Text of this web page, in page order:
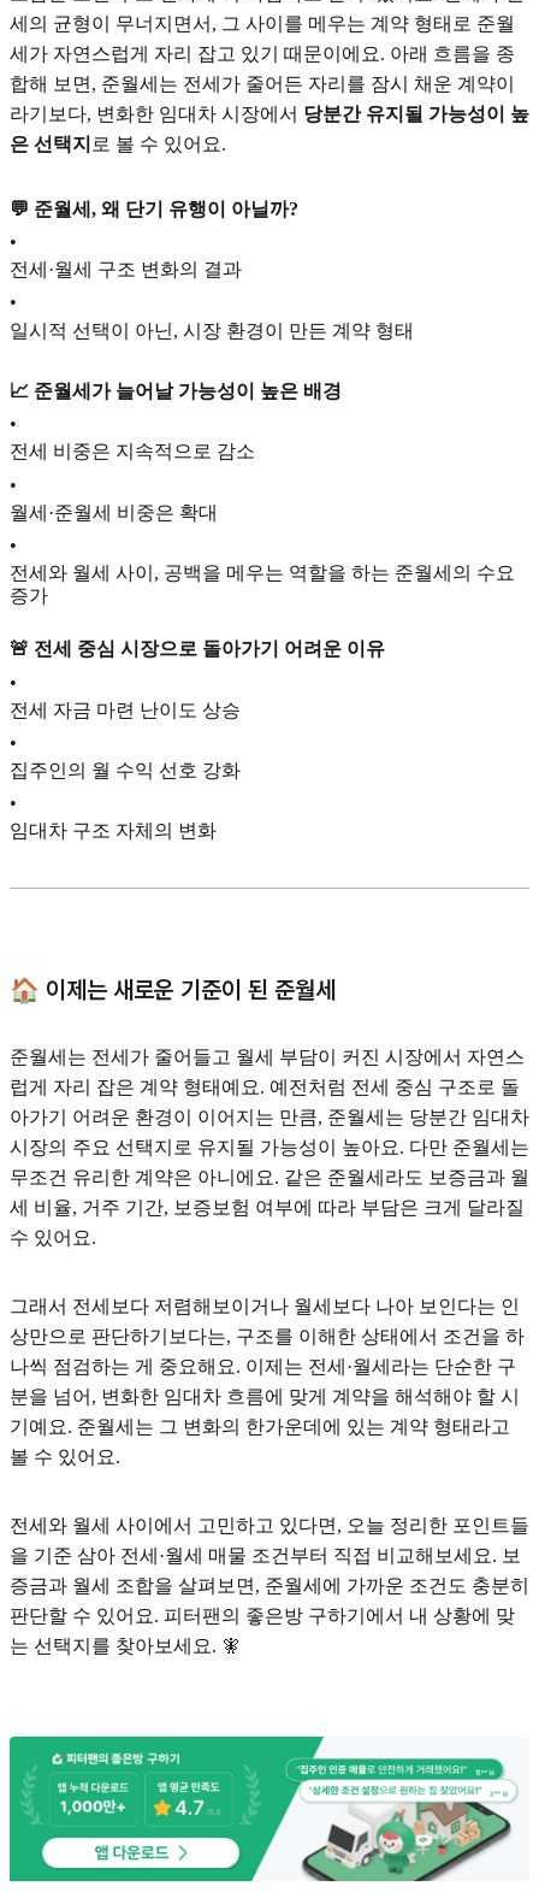
세의 균형이 무너지면서, 그 사이를 메우는 계약 형태로 준월
세가 자연스럽게 자리 잡고 있기 때문이에요. 아래 흐름을 종
합해 보면, 준월세는 전세가 줄어든 자리를 잠시 채운 계약이
라기보다, 변화한 임대차 시장에서 당분간 유지될 가능성이 높
은 선택지 로 볼 수 있어요.
💬 준월세, 왜 단기 유행이 아닐까?
•
전세·월세 구조 변화의 결과
•
일시적 선택이 아닌, 시장 환경이 만든 계약 형태
📈 준월세가 늘어날 가능성이 높은 배경
•
전세 비중은 지속적으로 감소
•
월세·준월세 비중은 확대
•
전세와 월세 사이, 공백을 메우는 역할을 하는 준월세의 수요
증가
🚨 전세 중심 시장으로 돌아가기 어려운 이유
•
전세 자금 마련 난이도 상승
•
집주인의 월 수익 선호 강화
•
임대차 구조 자체의 변화
🏠 이제는 새로운 기준이 된 준월세
준월세는 전세가 줄어들고 월세 부담이 커진 시장에서 자연스
럽게 자리 잡은 계약 형태예요. 예전처럼 전세 중심 구조로 돌
아가기 어려운 환경이 이어지는 만큼, 준월세는 당분간 임대차
시장의 주요 선택지로 유지될 가능성이 높아요. 다만 준월세는
무조건 유리한 계약은 아니에요. 같은 준월세라도 보증금과 월
세 비율, 거주 기간, 보증보험 여부에 따라 부담은 크게 달라질
수 있어요.
그래서 전세보다 저렴해보이거나 월세보다 나아 보인다는 인
상만으로 판단하기보다는, 구조를 이해한 상태에서 조건을 하
나씩 점검하는 게 중요해요. 이제는 전세·월세라는 단순한 구
분을 넘어, 변화한 임대차 흐름에 맞게 계약을 해석해야 할 시
기예요. 준월세는 그 변화의 한가운데에 있는 계약 형태라고
볼 수 있어요.
전세와 월세 사이에서 고민하고 있다면, 오늘 정리한 포인트들
을 기준 삼아 전세·월세 매물 조건부터 직접 비교해보세요. 보
증금과 월세 조합을 살펴보면, 준월세에 가까운 조건도 충분히
판단할 수 있어요. 피터팬의 좋은방 구하기에서 내 상황에 맞
는 선택지를 찾아보세요. 🧚